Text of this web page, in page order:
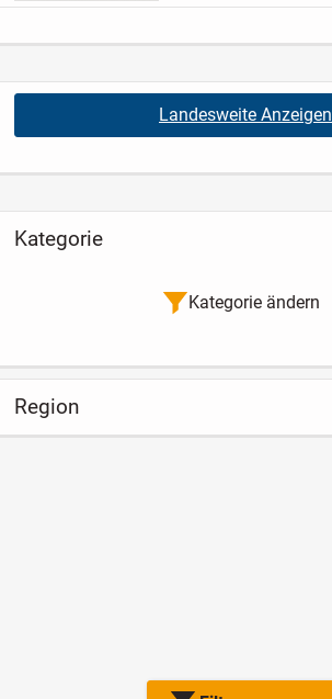
Landesweite Anzeigen
Kategorie
Kategorie ändern
Region